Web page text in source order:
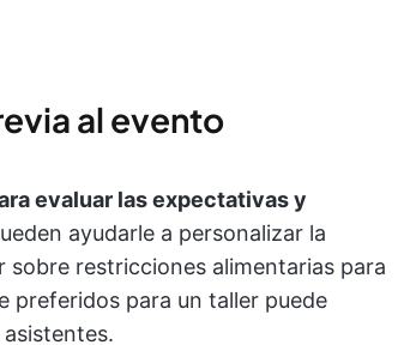
al evento
evaluar las expectativas y
ayudarle a personalizar la
restricciones alimentarias para
preferidos para un taller puede